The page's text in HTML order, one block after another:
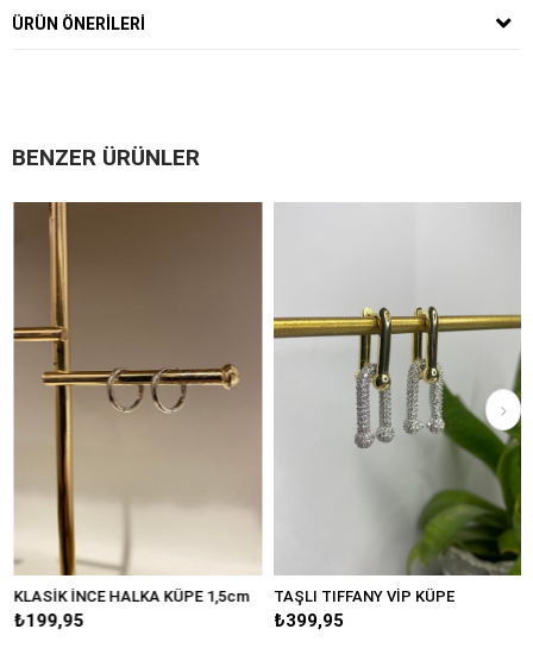
ÜRÜN ÖNERILERI
BENZER ÜRÜNLER
KLASİK İNCE HALKA KÜPE 1,5cm
₺199,95
TAŞLI TIFFANY VİP KÜPE
₺399,95